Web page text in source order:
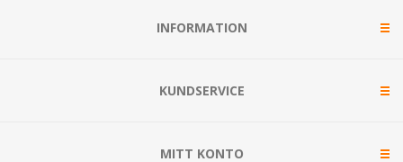
INFORMATION
KUNDSERVICE
MITT KONTO